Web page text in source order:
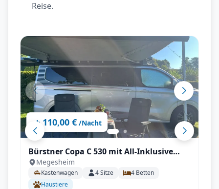
Reise.
ab 110,00 € /Nacht
Bürstner Copa C 530 mit All-Inklusive
Paket, Automatikgetriebe, Aufstelldach
uvm.
Megesheim
Kastenwagen 4Sitze 4 Betten
Haustiere